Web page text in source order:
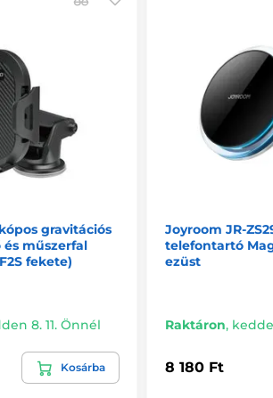
gravitációs
műszerfal
fekete)
8. 11. Önnél
Kosárba
Joyroom JR-
telefontartó
ezüst
Raktáron,
8 180 Ft